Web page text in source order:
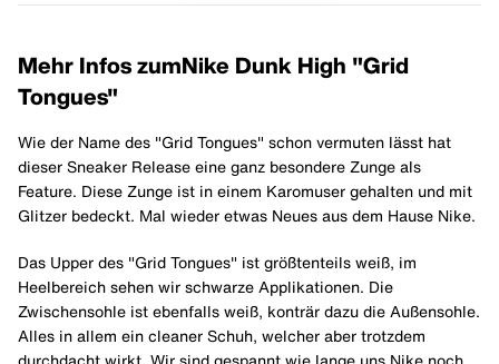
Mehr Infos zumNike Dunk High "Grid
Tongues"
Wie der Name des "Grid Tongues" schon vermuten lässt hat
dieser Sneaker Release eine ganz besondere Zunge als
Feature. Diese Zunge ist in einem Karomuser gehalten und mit
Glitzer bedeckt. Mal wieder etwas Neues aus dem Hause Nike.
Das Upper des "Grid Tongues" ist größtenteils weiß, im
Heelbereich sehen wir schwarze Applikationen. Die
Zwischensohle ist ebenfalls weiß, konträr dazu die Außensohle.
Alles in allem ein cleaner Schuh, welcher aber trotzdem
durchdacht wirkt. Wir sind gespannt wie lange uns Nike noch